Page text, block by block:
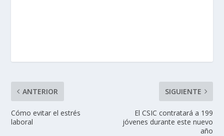
ANTERIOR
Cómo evitar el estrés
laboral
SIGUIENTE
El CSIC contratará a 199
jóvenes durante este nuevo
año